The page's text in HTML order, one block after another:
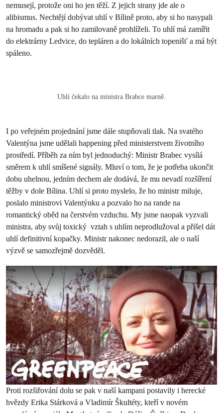
nemusejí, protože oni ho jen těží. Z jejich strany jde ale o
alibismus. Nechtějí dobývat uhlí v Bílině proto, aby si ho nasypali
na hromadu a pak si ho zamilovaně prohlíželi. To uhlí má zamířit
do elektrárny Ledvice, do tepláren a do lokálních topenišť a má být
spáleno.
Uhlí čekalo na ministra Brabce marně.
I po veřejném projednání jsme dále stupňovali tlak. Na svatého
Valentýna jsme udělali happening před ministerstvem životního
prostředí. Příběh za ním byl jednoduchý: Ministr Brabec vysílá
směrem k uhlí smíšené signály. Mluví o tom, že je potřeba ukončit
dobu uhelnou, jedním dechem ale dodává, že mu nevadí rozšíření
těžby v dole Bílina. Uhlí si proto myslelo, že ho ministr miluje,
poslalo ministrovi Valentýnku a pozvalo ho na rande na
romantický oběd na čerstvém vzduchu. My jsme naopak vyzvali
ministra, aby svůj toxický vztah s uhlím neprodlužoval a přišel dát
uhlí definitivní kopačky. Ministr nakonec nedorazil, ale o naší
výzvě se samozřejmě dozvěděl.
Proti rozšiřování dolu se pak v naší kampani postavily i herecké
hvězdy Erika Stárková a Vladimír Škultéty, kteří v novém